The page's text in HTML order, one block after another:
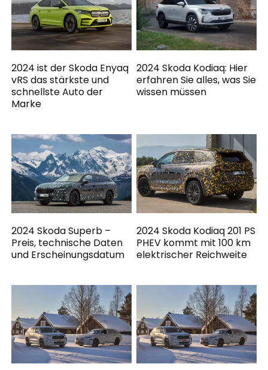
2024 ist der Skoda Enyaq
vRS das stärkste und
schnellste Auto der
Marke
2024 Skoda Kodiaq: Hier
erfahren Sie alles, was Sie
wissen müssen
2024 Skoda Superb –
Preis, technische Daten
und Erscheinungsdatum
2024 Skoda Kodiaq 201 PS
PHEV kommt mit 100 km
elektrischer Reichweite